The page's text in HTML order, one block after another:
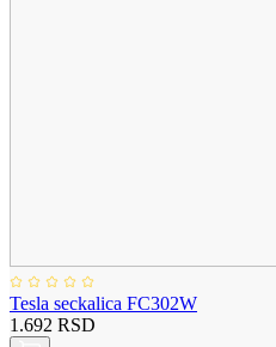
Tesla seckalica FC302W
1.692 RSD